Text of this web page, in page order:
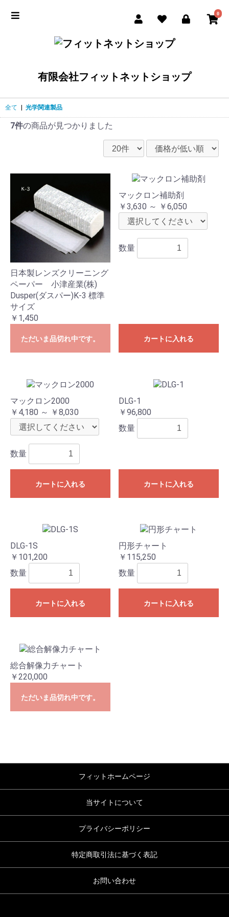
0
有限会社フィットネットショップ
全て | 光学関連製品
7件の商品が見つかりました
日本製レンズクリーニング
ペーパー 小津産業(株)
Dusper(ダスパー)K-3 標準
サイズ
￥1,450
ただいま品切れ中です。
マックロン補助剤
￥3,630 ～ ￥6,050
数量
カートに入れる
マックロン2000
￥4,180 ～ ￥8,030
数量
カートに入れる
DLG-1
￥96,800
数量
カートに入れる
DLG-1S
￥101,200
数量
カートに入れる
円形チャート
￥115,250
数量
カートに入れる
総合解像力チャート
￥220,000
ただいま品切れ中です。
フィットホームページ
当サイトについて
プライバシーポリシー
特定商取引法に基づく表記
お問い合わせ